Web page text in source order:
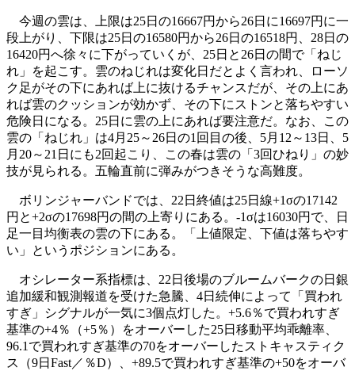
今週の雲は、上限は25日の16667円から26日に16697円に一
段上がり、下限は25日の16580円から26日の16518円、28日の
16420円へ徐々に下がっていくが、25日と26日の間で「ねじ
れ」を起こす。雲のねじれは変化日だとよく言われ、ローソ
ク足がその下にあれば上に抜けるチャンスだが、その上にあ
れば雲のクッションが効かず、その下にストンと落ちやすい
危険日になる。25日に雲の上にあれば要注意だ。なお、この
雲の「ねじれ」は4月25～26日の1回目の後、5月12～13日、5
月20～21日にも2回起こり、この春は雲の「3回ひねり」の妙
技が見られる。五輪直前に弾みがつきそうな高難度。
ボリンジャーバンドでは、22日終値は25日線+1σの17142
円と+2σの17698円の間の上寄りにある。-1σは16030円で、日
足一目均衡表の雲の下にある。「上値限定、下値は落ちやす
い」というポジションにある。
オシレーター系指標は、22日後場のブルームバークの日銀
追加緩和観測報道を受けた急騰、4日続伸によって「買われ
すぎ」シグナルが一気に3個点灯した。+5.6％で買われすぎ
基準の+4％（+5％）をオーバーした25日移動平均乖離率、
96.1で買われすぎ基準の70をオーバーしたストキャスティク
ス（9日Fast／％D）、+89.5で買われすぎ基準の+50をオーバ